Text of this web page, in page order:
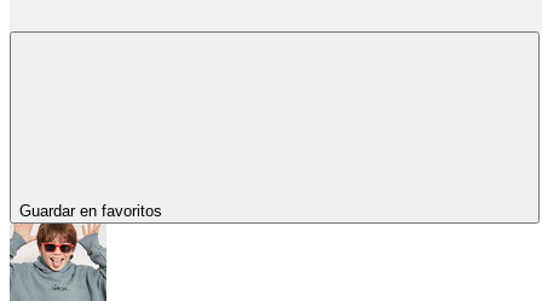
Guardar en favoritos